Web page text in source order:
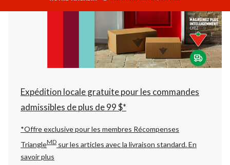
Fermeture
à
22:00
cliquer
pour
changer
Expédition locale gratuite pour les commandes
admissibles de plus de 99 $*
*Offre exclusive pour les membres Récompenses
TriangleMD sur les articles avec la livraison standard.En
savoir plus